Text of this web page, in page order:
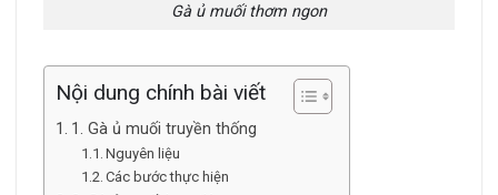
Gà ủ muối thơm ngon
Nội dung chính bài viết
1. Gà ủ muối truyền thống
Nguyên liệu
Các bước thực hiện